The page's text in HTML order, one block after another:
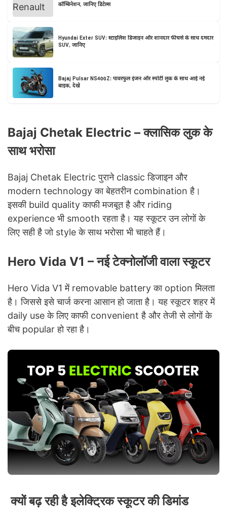
कॉम्बिनेशन, जानिए डिटेल्स
Hyundai Exter SUV: स्टाइलिश डिजाइन और शानदार फीचर्स के साथ दमदार
SUV, जानिए
Bajaj Pulsar NS400Z: पावरफुल इंजन और स्पोर्टी लुक के साथ आई नई
बाइक, देखे
Bajaj Chetak Electric – क्लासिक लुक के
साथ भरोसा
Bajaj Chetak Electric पुराने classic डिजाइन और
modern technology का बेहतरीन combination है।
इसकी build quality काफी मजबूत है और riding
experience भी smooth रहता है। यह स्कूटर उन लोगों के
लिए सही है जो style के साथ भरोसा भी चाहते हैं।
Hero Vida V1 – नई टेक्नोलॉजी वाला स्कूटर
Hero Vida V1 में removable battery का option मिलता
है। जिससे इसे चार्ज करना आसान हो जाता है। यह स्कूटर शहर में
daily use के लिए काफी convenient है और तेजी से लोगों के
बीच popular हो रहा है।
क्यों बढ़ रही है इलेक्ट्रिक स्कूटर की डिमांड